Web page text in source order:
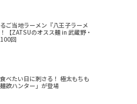
ご当地ラーメン『八王子ラーメ
【ZATSUのオスス麺 in 武蔵野・
回
べたい日に刺さる！ 極太もちも
欲ハンター」が登場